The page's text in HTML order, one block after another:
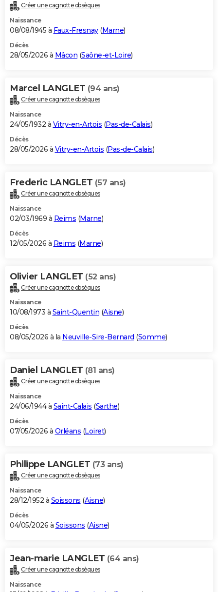
Créer une cagnotte obsèques
Naissance
08/08/1945 à Faux-Fresnay(Marne)
Décès
28/05/2026 à Mâcon (Saône-et-Loire)
Marcel LANGLET (94 ans)
Créer une cagnotte obsèques
Naissance
24/05/1932 à Vitry-en-Artois (Pas-de-Calais)
Décès
28/05/2026 à Vitry-en-Artois (Pas-de-Calais)
Frederic LANGLET (57 ans)
Créer une cagnotte obsèques
Naissance
02/03/1969 à Reims (Marne)
Décès
12/05/2026 à Reims (Marne)
Olivier LANGLET (52 ans)
Créer une cagnotte obsèques
Naissance
10/08/1973 à Saint-Quentin (Aisne)
Décès
08/05/2026 à la Neuville-Sire-Bernard (Somme)
Daniel LANGLET (81 ans)
Créer une cagnotte obsèques
Naissance
24/06/1944 à Saint-Calais (Sarthe)
Décès
07/05/2026 à Orléans (Loiret)
Philippe LANGLET (73 ans)
Créer une cagnotte obsèques
Naissance
28/12/1952 à Soissons (Aisne)
Décès
04/05/2026 à Soissons (Aisne)
Jean-marie LANGLET (64 ans)
Créer une cagnotte obsèques
Naissance